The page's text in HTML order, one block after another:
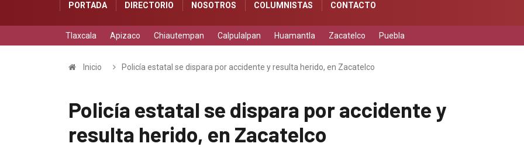
PORTADA DIRECTORIO NOSOTROS COLUMNISTAS CONTACTO
Tlaxcala Apizaco Chiautempan Calpulalpan Huamantla Zacatelco Puebla
Inicio Policía estatal se dispara por accidente y resulta herido, en Zacatelco
Policía estatal se dispara por accidente y
resulta herido, en Zacatelco